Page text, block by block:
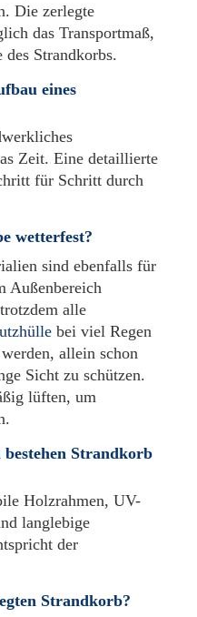
Die zerlegte
das Transportmaß,
Strandkorbs.
eines
Zeit. Eine detaillierte
für Schritt durch
wetterfest?
sind ebenfalls für
Außenbereich
alle
bei viel Regen
allein schon
Sicht zu schützen.
lüften, um
Strandkorb
Holzrahmen, UV-
langlebige
der
Strandkorb?